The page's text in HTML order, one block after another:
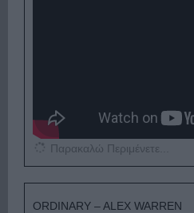
Παρακαλώ Περιμένετε...
ORDINARY – ALEX WARREN